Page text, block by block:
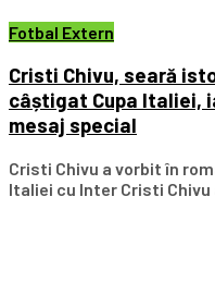
Fotbal Extern
Cristi Chivu, seară
câștigat Cupa Italiei,
mesaj special
Cristi Chivu a vorbit în
Italiei cu Inter Cristi Chivu